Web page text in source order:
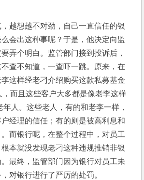
越想越不对劲，自己一直信任的银
会出这种事呢？于是，他决定向监
弄个明白。监管部门接到投诉后，
查不知道，一查吓一跳。原来，在
这样经老刁介绍购买这款私募基金
而且这些客户大多都是像老李这样
人。这些老人，有的和老李一样，
经理的信任；有的则是被高利息和
而银行呢，在整个过程中，对员工
本就没发现老刁这种违规推销非银
最终，监管部门因为银行对员工未
对银行进行了严厉的处罚。